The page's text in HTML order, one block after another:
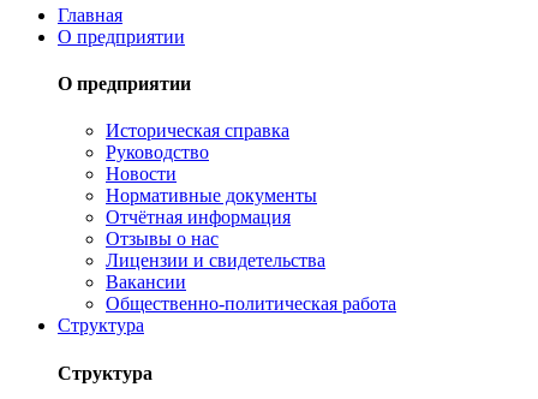
Главная
О предприятии
О предприятии
Историческая справка
Руководство
Новости
Нормативные документы
Отчётная информация
Отзывы о нас
Лицензии и свидетельства
Вакансии
Общественно-политическая работа
Структура
Структура